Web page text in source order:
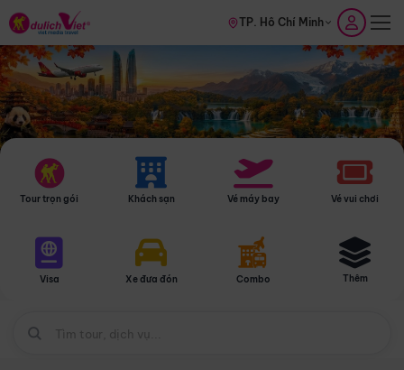
TP. Hồ Chí Minh
Tour trọn gói Khách sạn Vé máy bay Vé vui chơi
Visa Xe đưa đón Combo Thêm